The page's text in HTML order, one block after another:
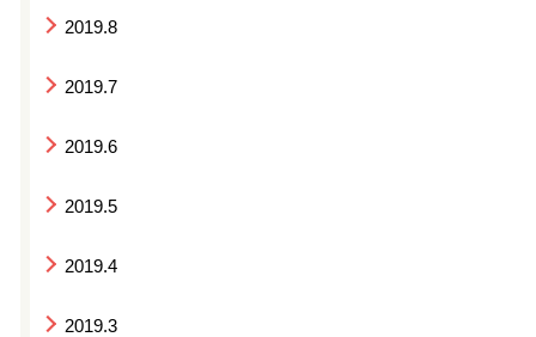
2019.8
2019.7
2019.6
2019.5
2019.4
2019.3